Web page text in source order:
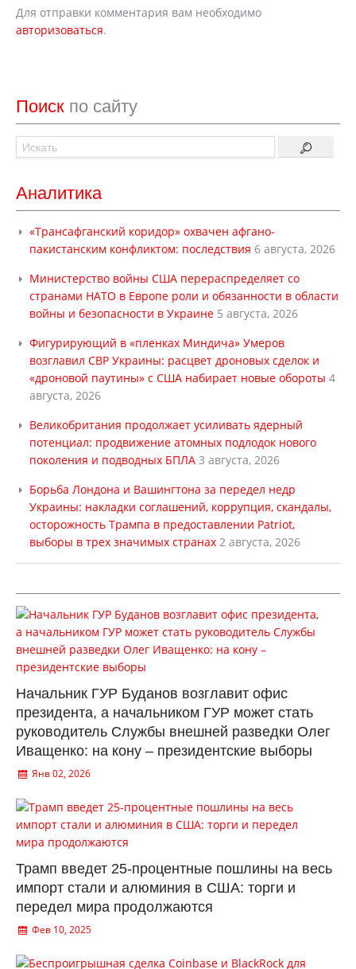
Для отправки комментария вам необходимо
авторизоваться.
Поиск по сайту
Аналитика
«Трансафганский коридор» охвачен афгано-
пакистанским конфликтом: последствия 6 августа, 2026
Министерство войны США перераспределяет со
странами НАТО в Европе роли и обязанности в области
войны и безопасности в Украине 5 августа, 2026
Фигурирующий в «пленках Миндича» Умеров
возглавил СВР Украины: расцвет дроновых сделок и
«дроновой паутины» с США набирает новые обороты 4
августа, 2026
Великобритания продолжает усиливать ядерный
потенциал: продвижение атомных подлодок нового
поколения и подводных БПЛА 3 августа, 2026
Борьба Лондона и Вашингтона за передел недр
Украины: накладки соглашений, коррупция, скандалы,
осторожность Трампа в предоставлении Patriot,
выборы в трех значимых странах 2 августа, 2026
Начальник ГУР Буданов возглавит офис
президента, а начальником ГУР может стать
руководитель Службы внешней разведки Олег
Иващенко: на кону – президентские выборы
Янв 02, 2026
Трамп введет 25-процентные пошлины на весь
импорт стали и алюминия в США: торги и
передел мира продолжаются
Фев 10, 2025